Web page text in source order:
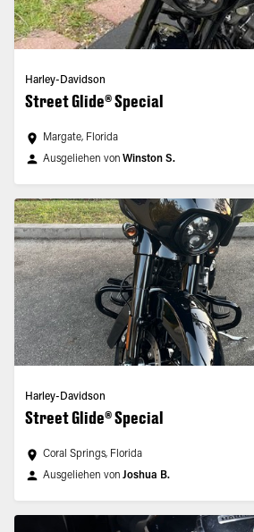
Harley-Davidson
Street Glide® Special
Margate, Florida
Ausgeliehen von Winston S.
Harley-Davidson
Street Glide® Special
Coral Springs, Florida
Ausgeliehen von Joshua B.